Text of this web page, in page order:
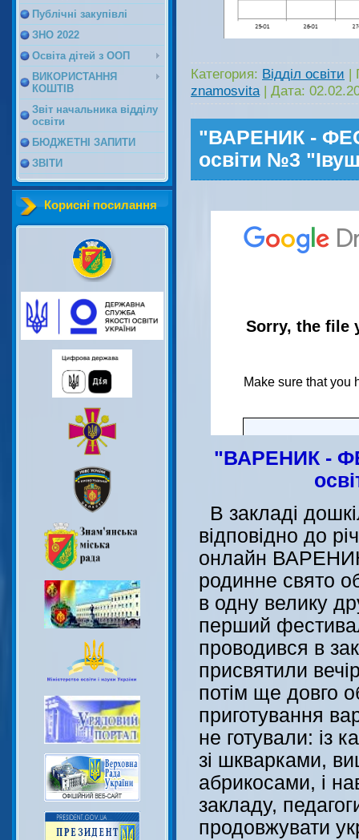
Публічні закупівлі
ЗНО 2022
Освіта дітей з ООП
ВИКОРИСТАННЯ
КОШТІВ
Звіт начальника відділу
освіти
БЮДЖЕТНІ ЗАПИТИ
ЗВІТИ
Корисні посилання
Категория: Відділ освіти |
znamosvita | Дата:
"ВАРЕНИК -
освіти №3
"ВАРЕНИК -
В закладі
відповідно до
онлайн
родинне свято
в одну велику
перший
проводився в
присвятили
потім ще довго
приготування
не готували: із
зі шкварками,
абрикосами, і
закладу,
продовжувати